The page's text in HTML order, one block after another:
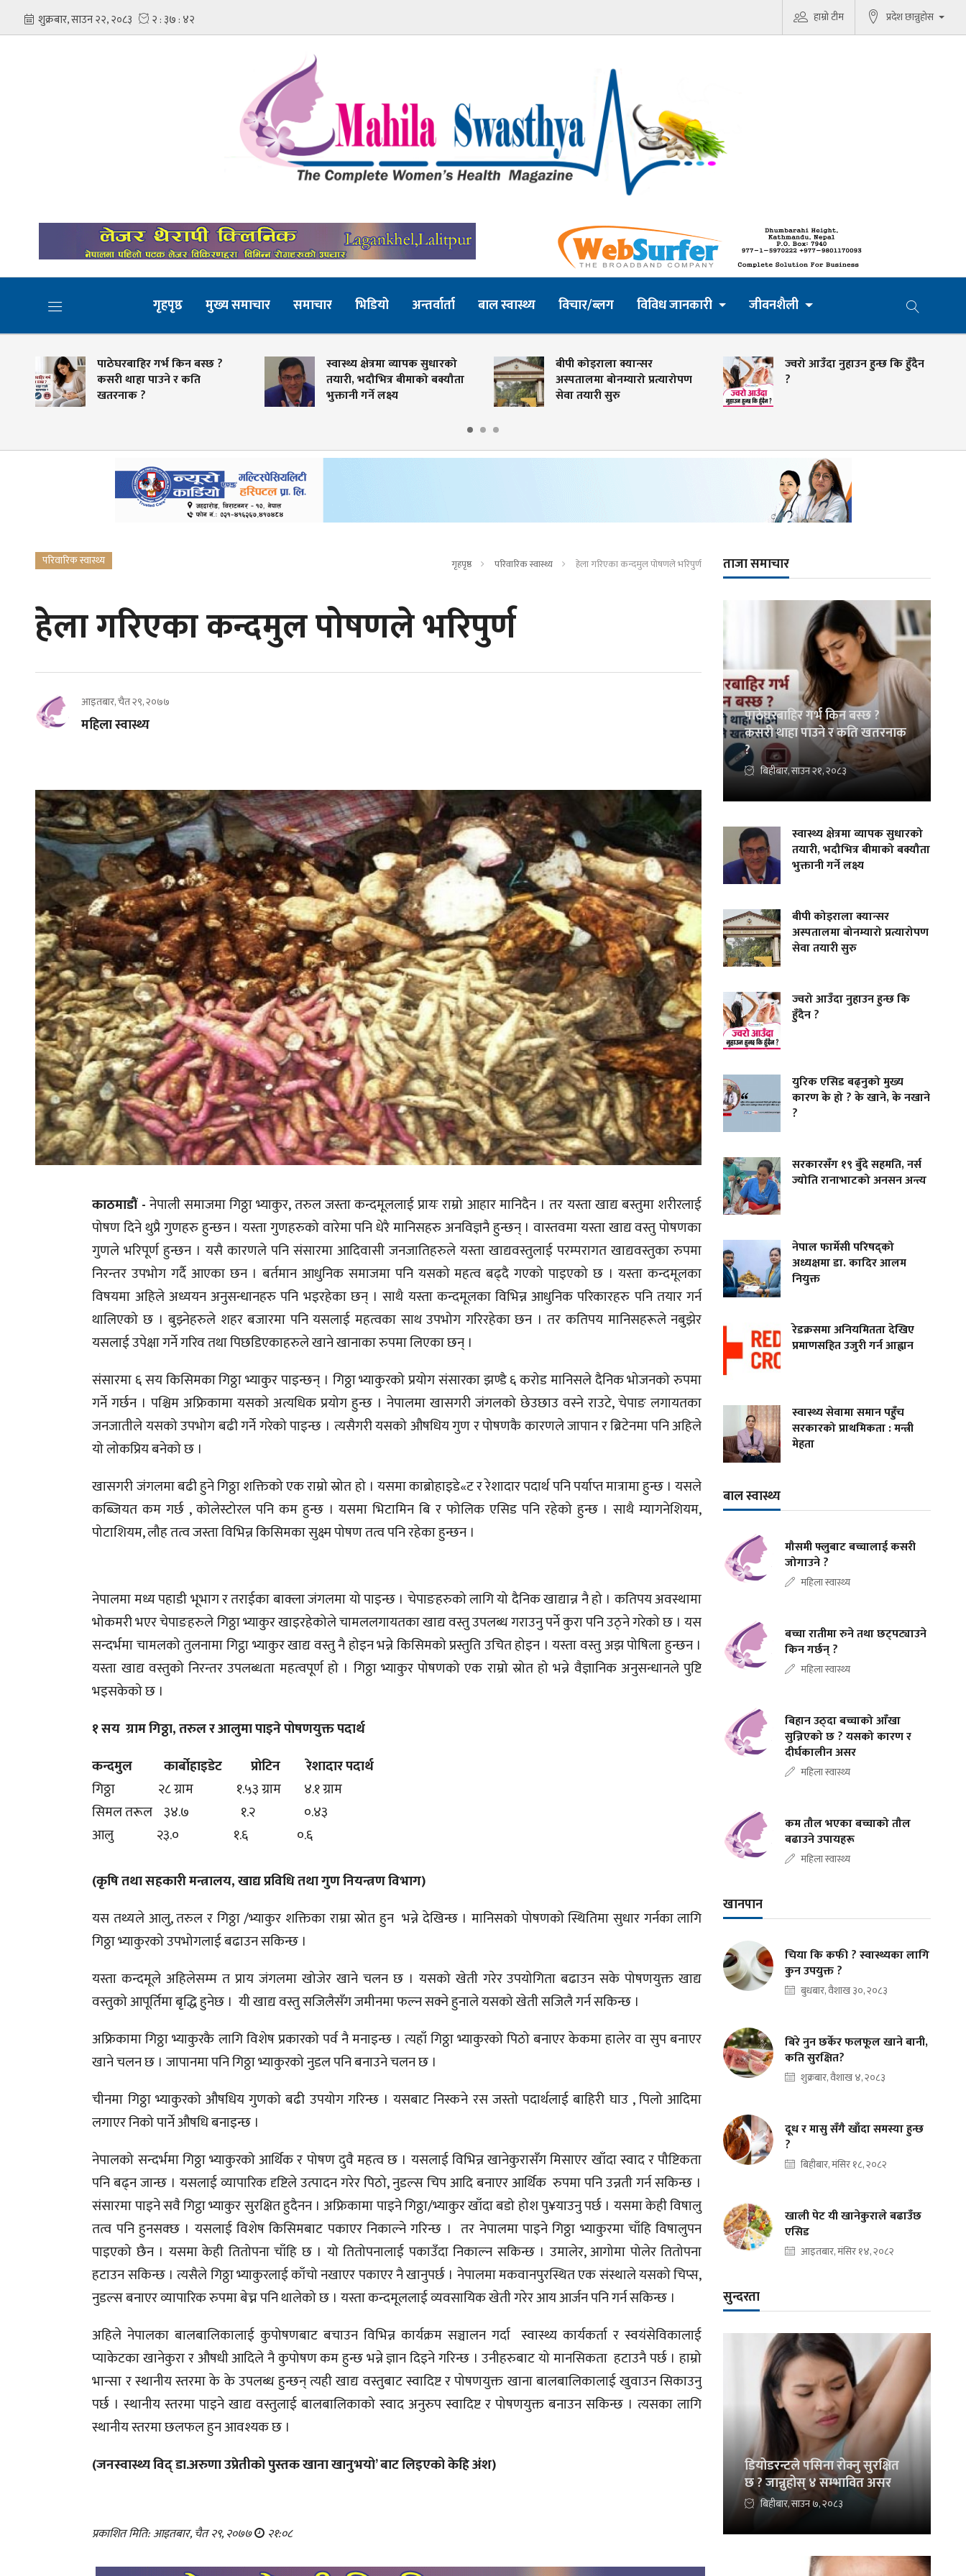
हाम्रो टीम प्रदेश छान्नुहोस
गृहपृष्ठ मुख्य समाचार समाचार भिडियो अन्तर्वार्ता बाल स्वास्थ्य विचार/ब्लग विविध जानकारी जीवनशैली
पाठेघरबाहिर गर्भ किन बस्छ ?
कसरी थाहा पाउने र कति
खतरनाक ?
स्वास्थ्य क्षेत्रमा व्यापक सुधारको
तयारी, भदौभित्र बीमाको बक्यौता
भुक्तानी गर्ने लक्ष्य
बीपी कोइराला क्यान्सर
अस्पतालमा बोनम्यारो प्रत्यारोपण
सेवा तयारी सुरु
ज्वरो आउँदा नुहाउन हुन्छ कि हुँदैन
?
परिवारिक स्वास्थ्य गृहपृष्ठ परिवारिक स्वास्थ्य हेला गरिएका कन्दमुल पोषणले भरिपुर्ण
हेला गरिएका कन्दमुल पोषणले भरिपुर्ण
आइतबार, चैत २९, २०७७
महिला स्वास्थ्य
काठमाडौं -नेपाली समाजमा गिठ्ठा भ्याकुर, तरुल जस्ता कन्दमूललाई प्रायः राम्रो आहार मानिदैन । तर यस्ता खाद्य बस्तुमा शरीरलाई
पोषण दिने थुप्रै गुणहरु हुन्छन । यस्ता गुणहरुको वारेमा पनि धेरै मानिसहरु अनविज्ञनै हुन्छन् । वास्तवमा यस्ता खाद्य वस्तु पोषणका
गुणले भरिपूर्ण हुन्छन । यसै कारणले पनि संसारमा आदिवासी जनजातिहरुले यस्ता खाद्यवस्तुलाई परम्परागत खाद्यवस्तुका रुपमा
निरन्तर उपभोग गर्दै आएका छन । बर्तमान आधुनिक समाजमा पनि यसको महत्व बढ्दै गएको पाइएको छ । यस्ता कन्दमूलका
विषयमा अहिले अध्ययन अनुसन्धानहरु पनि भइरहेका छन् । साथै यस्ता कन्दमूलका विभिन्न आधुनिक परिकारहरु पनि तयार गर्न
थालिएको छ । बुझ्नेहरुले शहर बजारमा पनि यसलाई महत्वका साथ उपभोग गरिरहेका छन । तर कतिपय मानिसहरूले नबुझेर
यसलाई उपेक्षा गर्ने गरिव तथा पिछडिएकाहरुले खाने खानाका रुपमा लिएका छन् ।
संसारमा ६ सय किसिमका गिठ्ठा भ्याकुर पाइन्छन् । गिठ्ठा भ्याकुरको प्रयोग संसारका झण्डै ६ करोड मानिसले दैनिक भोजनको रुपमा
गर्ने गर्छन । पश्चिम अफ्रिकामा यसको अत्यधिक प्रयोग हुन्छ । नेपालमा खासगरी जंगलको छेउछाउ वस्ने राउटे, चेपाङ लगायतका
जनजातीले यसको उपभोग बढी गर्ने गरेको पाइन्छ । त्यसैगरी यसको औषधिय गुण र पोषणकै कारणले जापान र ब्रिटेनमा पनि अहिले
यो लोकप्रिय बनेको छ ।
खासगरी जंगलमा बढी हुने गिठ्ठा शक्तिको एक राम्रो स्रोत हो । यसमा काब्रोहाइडे«ट र रेशादार पदार्थ पनि पर्याप्त मात्रामा हुन्छ । यसले
कब्जियत कम गर्छ , कोलेस्टोरल पनि कम हुन्छ । यसमा भिटामिन बि र फोलिक एसिड पनि रहेको हुन्छ । साथै म्यागनेशियम,
पोटाशियम, लौह तत्व जस्ता विभिन्न किसिमका सुक्ष्म पोषण तत्व पनि रहेका हुन्छन ।
नेपालमा मध्य पहाडी भूभाग र तराईका बाक्ला जंगलमा यो पाइन्छ । चेपाङहरुको लागि यो दैनिक खाद्यान्न नै हो । कतिपय अवस्थामा
भोकमरी भएर चेपाङहरुले गिठ्ठा भ्याकुर खाइरहेकोले चामललगायतका खाद्य वस्तु उपलब्ध गराउनु पर्ने कुरा पनि उठ्ने गरेको छ । यस
सन्दर्भमा चामलको तुलनामा गिट्ठा भ्याकुर खाद्य वस्तु नै होइन भन्ने किसिमको प्रस्तुति उचित होइन । यस्ता वस्तु अझ पोषिला हुन्छन ।
यस्ता खाद्य वस्तुको निरन्तर उपलब्धता महत्वपूर्ण हो । गिठ्ठा भ्याकुर पोषणको एक राम्रो स्रोत हो भन्ने वैज्ञानिक अनुसन्धानले पुष्टि
भइसकेको छ ।
१ सय ग्राम गिठ्ठा, तरुल र आलुमा पाइने पोषणयुक्त पदार्थ
कन्दमुल कार्बोहाइडेट प्रोटिन रेशादार पदार्थ
गिठ्ठा २८ ग्राम १.५३ ग्राम ४.१ ग्राम
सिमल तरूल ३४.७ १.२ ०.४३
आलु २३.० १.६ ०.६
(कृषि तथा सहकारी मन्त्रालय, खाद्य प्रविधि तथा गुण नियन्त्रण विभाग)
यस तथ्यले आलु, तरुल र गिठ्ठा /भ्याकुर शक्तिका राम्रा स्रोत हुन भन्ने देखिन्छ । मानिसको पोषणको स्थितिमा सुधार गर्नका लागि
गिठ्ठा भ्याकुरको उपभोगलाई बढाउन सकिन्छ ।
यस्ता कन्दमूले अहिलेसम्म त प्राय जंगलमा खोजेर खाने चलन छ । यसको खेती गरेर उपयोगिता बढाउन सके पोषणयुक्त खाद्य
वस्तुको आपूर्तिमा बृद्धि हुनेछ । यी खाद्य वस्तु सजिलैसँग जमीनमा फल्न सक्ने हुनाले यसको खेती सजिलै गर्न सकिन्छ ।
अफ्रिकामा गिठ्ठा भ्याकुरकै लागि विशेष प्रकारको पर्व नै मनाइन्छ । त्यहाँ गिठ्ठा भ्याकुरको पिठो बनाएर केकमा हालेर वा सुप बनाएर
खाने चलन छ । जापानमा पनि गिठ्ठा भ्याकुरको नुडल पनि बनाउने चलन छ ।
चीनमा गिठ्ठा भ्याकुरको औषधिय गुणको बढी उपयोग गरिन्छ । यसबाट निस्कने रस जस्तो पदार्थलाई बाहिरी घाउ , पिलो आदिमा
लगाएर निको पार्ने औषधि बनाइन्छ ।
नेपालको सन्दर्भमा गिठ्ठा भ्याकुरको आर्थिक र पोषण दुवै महत्व छ । यसलाई विभिन्न खानेकुरासँग मिसाएर खाँदा स्वाद र पौष्टिकता
पनि बढ्न जान्छ । यसलाई व्यापारिक दृष्टिले उत्पादन गरेर पिठो, नुडल्स चिप आदि बनाएर आर्थिक रुपमा पनि उन्नती गर्न सकिन्छ ।
संसारमा पाइने सवै गिट्ठा भ्याकुर सुरक्षित हुदैनन । अफ्रिकामा पाइने गिठ्ठा/भ्याकुर खाँदा बडो होश पु¥याउनु पर्छ । यसमा केही विषालु
तत्व पनि हुनसक्छ । यसलाई विशेष किसिमबाट पकाएर निकाल्ने गरिन्छ । तर नेपालमा पाइने गिठ्ठा भ्याकुरमा चाँहि विषालुपन
पाइएको छैन । यसमा केही तितोपना चाँहि छ । यो तितोपनालाई पकाउँदा निकाल्न सकिन्छ । उमालेर, आगोमा पोलेर तितोपना
हटाउन सकिन्छ । त्यसैले गिठ्ठा भ्याकुरलाई काँचो नखाएर पकाएर नै खानुपर्छ । नेपालमा मकवानपुरस्थित एक संस्थाले यसको चिप्स,
नुडल्स बनाएर व्यापारिक रुपमा बेच्न पनि थालेको छ । यस्ता कन्दमूललाई व्यवसायिक खेती गरेर आय आर्जन पनि गर्न सकिन्छ ।
अहिले नेपालका बालबालिकालाई कुपोषणबाट बचाउन विभिन्न कार्यक्रम सञ्चालन गर्दा स्वास्थ्य कार्यकर्ता र स्वयंसेविकालाई
प्याकेटका खानेकुरा र औषधी आदिले नै कुपोषण कम हुन्छ भन्ने ज्ञान दिइने गरिन्छ । उनीहरुबाट यो मानसिकता हटाउनै पर्छ । हाम्रो
भान्सा र स्थानीय स्तरमा के के उपलब्ध हुन्छन् त्यही खाद्य वस्तुबाट स्वादिष्ट र पोषणयुक्त खाना बालबालिकालाई खुवाउन सिकाउनु
पर्छ । स्थानीय स्तरमा पाइने खाद्य वस्तुलाई बालबालिकाको स्वाद अनुरुप स्वादिष्ट र पोषणयुक्त बनाउन सकिन्छ । त्यसका लागि
स्थानीय स्तरमा छलफल हुन आवश्यक छ ।
(जनस्वास्थ्य विद् डा.अरुणा उप्रेतीको पुस्तक खाना खानुभयो’ बाट लिइएको केहि अंश)
प्रकाशित मिति: आइतबार, चैत २९, २०७७ २१:०८
ताजा समाचार
पाठेघरबाहिर गर्भ किन बस्छ ?
कसरी थाहा पाउने र कति खतरनाक
?
बिहीबार, साउन २१, २०८३
स्वास्थ्य क्षेत्रमा व्यापक सुधारको
तयारी, भदौभित्र बीमाको बक्यौता
भुक्तानी गर्ने लक्ष्य
बीपी कोइराला क्यान्सर
अस्पतालमा बोनम्यारो प्रत्यारोपण
सेवा तयारी सुरु
ज्वरो आउँदा नुहाउन हुन्छ कि
हुँदैन ?
युरिक एसिड बढ्नुको मुख्य
कारण के हो ? के खाने, के नखाने
?
सरकारसँग १९ बुँदे सहमति, नर्स
ज्योति रानाभाटको अनसन अन्त्य
नेपाल फार्मेसी परिषद्को
अध्यक्षमा डा. कादिर आलम
नियुक्त
रेडक्रसमा अनियमितता देखिए
प्रमाणसहित उजुरी गर्न आह्वान
स्वास्थ्य सेवामा समान पहुँच
सरकारको प्राथमिकता : मन्त्री
मेहता
बाल स्वास्थ्य
मौसमी फ्लुबाट बच्चालाई कसरी
जोगाउने ?
महिला स्वास्थ्य
बच्चा रातीमा रुने तथा छट्पट्याउने
किन गर्छन् ?
महिला स्वास्थ्य
बिहान उठ्दा बच्चाको आँखा
सुन्निएको छ ? यसको कारण र
दीर्घकालीन असर
महिला स्वास्थ्य
कम तौल भएका बच्चाको तौल
बढाउने उपायहरू
महिला स्वास्थ्य
खानपान
चिया कि कफी ? स्वास्थ्यका लागि
कुन उपयुक्त ?
बुधबार, वैशाख ३०, २०८३
बिरे नुन छर्केर फलफूल खाने बानी,
कति सुरक्षित?
शुक्रबार, वैशाख ४, २०८३
दूध र मासु सँगै खाँदा समस्या हुन्छ
?
बिहीबार, मंसिर १८, २०८२
खाली पेट यी खानेकुराले बढाउँछ
एसिड
आइतबार, मंसिर १४, २०८२
सुन्दरता
डियोडरन्टले पसिना रोक्नु सुरक्षित
छ ? जान्नुहोस् ४ सम्भावित असर
बिहीबार, साउन ७, २०८३